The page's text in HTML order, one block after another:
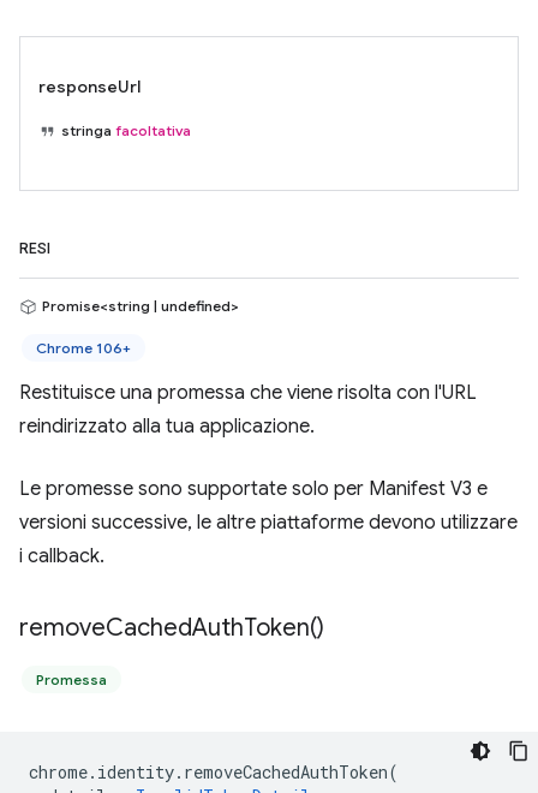
responseUrl
stringa facoltativa
RESI
Promise<string | undefined>
Chrome 106+
Restituisce una promessa che viene risolta con l'URL
reindirizzato alla tua applicazione.
Le promesse sono supportate solo per Manifest V3 e
versioni successive, le altre piattaforme devono utilizzare
i callback.
removeCachedAuthToken()
Promessa
chrome. identity. removeCachedAuthToken(